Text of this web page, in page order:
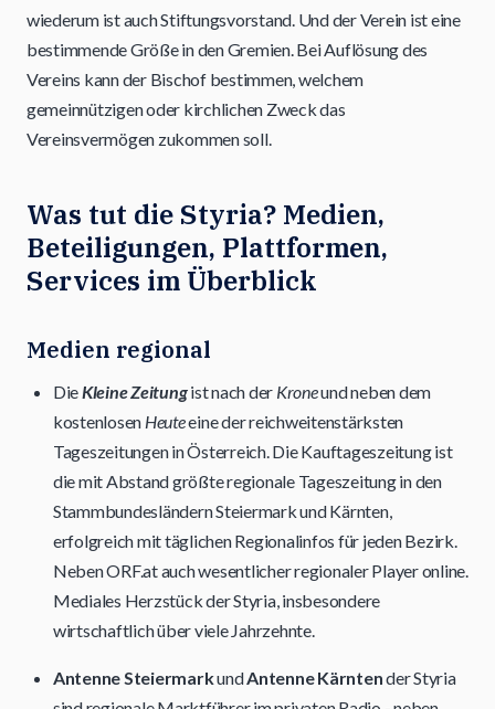
wiederum ist auch Stiftungsvorstand. Und der Verein ist eine
bestimmende Größe in den Gremien. Bei Auflösung des
Vereins kann der Bischof bestimmen, welchem
gemeinnützigen oder kirchlichen Zweck das
Vereinsvermögen zukommen soll.
Was tut die Styria? Medien,
Beteiligungen, Plattformen,
Services im Überblick
Medien regional
DieKleine Zeitungist nach der Kroneund neben dem
kostenlosen Heuteeine der reichweitenstärksten
Tageszeitungen in Österreich. Die Kauftageszeitung ist
die mit Abstand größte regionale Tageszeitung in den
Stammbundesländern Steiermark und Kärnten,
erfolgreich mit täglichen Regionalinfos für jeden Bezirk.
Neben ORF.at auch wesentlicher regionaler Player online.
Mediales Herzstück der Styria, insbesondere
wirtschaftlich über viele Jahrzehnte.
Antenne SteiermarkundAntenne Kärntender Styria